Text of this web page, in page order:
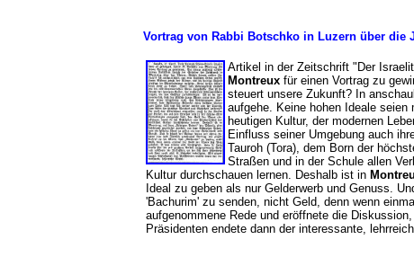
Vortrag von Rabbi Botschko in Luzern über die
Artikel in der Zeitschrift "Der
Montreux für einen Vortrag zu
steuert unsere Zukunft? In
aufgehe. Keine hohen Ideale
heutigen Kultur, der modernen
Einfluss seiner Umgebung auch
Tauroh (Tora), dem Born der
Straßen und in der Schule allen
Kultur durchschauen lernen. Deshalb ist in
Ideal zu geben als nur Gelderwerb und Genuss.
'Bachurim' zu senden, nicht Geld, denn wenn
aufgenommene Rede und eröffnete die
Präsidenten endete dann der interessante,